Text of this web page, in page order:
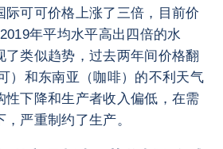
际可可价格上涨了三倍，目前价
年平均水平高出四倍的水
了类似趋势，过去两年间价格翻
）和东南亚（咖啡）的不利天气
性下降和生产者收入偏低，在需
严重制约了生产。